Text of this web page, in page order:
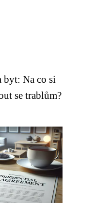
byt: Na co si
se trablům?